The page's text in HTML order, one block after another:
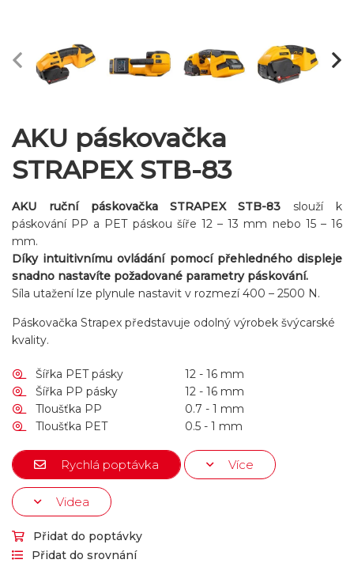
AKU páskovačka
STRAPEX STB-83
AKU ruční páskovačka STRAPEX STB-83 slouží k
páskování PP a PET páskou šíře 12 – 13 mm nebo 15 – 16
mm.
Díky intuitivnímu ovládání pomocí přehledného displeje
snadno nastavíte požadované parametry páskování.
Síla utažení lze plynule nastavit v rozmezí 400 – 2500 N.
Páskovačka Strapex představuje odolný výrobek švýcarské
kvality.
Šířka PET pásky
12 - 16 mm
Šířka PP pásky
12 - 16 mm
Tloušťka PP
0.7 - 1 mm
Tloušťka PET
0.5 - 1 mm
Rychlá poptávka Více
Videa
Přidat do poptávky
Přidat do srovnání